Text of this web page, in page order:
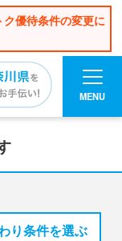
優待条件の変更に
MENU
り条件を選ぶ